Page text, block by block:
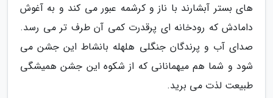
های بستر آبشارند با ناز و کرشمه عبور می کند و به آغوش
دامادش که رودخانه ای پرقدرت کمی آن طرف تر می رسد.
صدای آب و پرندگان جنگلی هلهله بانشاط این جشن می
شود و شما هم میهمانانی که از شکوه این جشن همیشگی
طبیعت لذت می برید.